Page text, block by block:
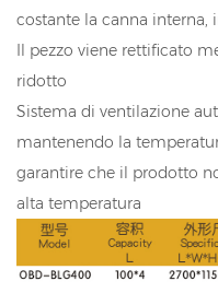
costante la canna interna,
Il pezzo viene rettificato
ridotto
Sistema di ventilazione
mantenendo la
garantire che il prodotto
alta temperatura